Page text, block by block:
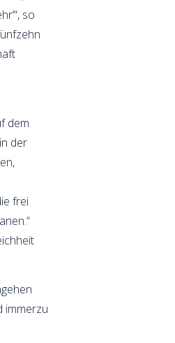
so
dem
der
frei
immerzu